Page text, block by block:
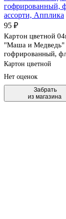
95 ₽
Картон цветной
"Маша и Медведь"
гофрированный,
ассорти, Апплика
Картон цветной
Нет оценок
Забрать
из магазина